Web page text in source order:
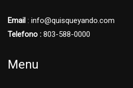
Email : info@quisqueyando.com
Telefono : 803-588-0000
Menu